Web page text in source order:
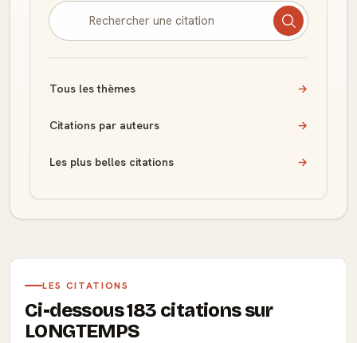
Tous les thèmes →
Citations par auteurs →
Les plus belles citations →
LES CITATIONS
Ci-dessous 183 citations sur
LONGTEMPS